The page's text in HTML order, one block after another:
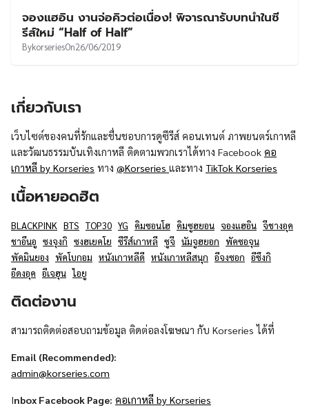
จองแฮอิน งานจ่อคิวต่อเนื่อง! พิจารณารับบทนำในซี
รีส์ใหม่ “Half of Half”
BykorseriesOn26/06/2019
เกี่ยวกับเรา
เว็บไซต์ของคนที่รักและชื่นชอบการดูซีรีส์ คอนเทนต์ ภาพยนตร์เกาหลี
และวัฒนธรรมบันเทิงเกาหลี ติดตามพวกเราได้ทาง Facebook คอ
เกาหลี by Korseries ทาง @Korseries และทาง TikTok Korseries
เนื้อหายอดฮิต
BLACKPINK BTS TOP30 YG คิมซอนโฮ คิมซูฮยอน จองแฮอิน จีชางอุค
ชาอึนอู ซงจุงกิ ซงฮเยคโย ซีรีส์เกาหลี ซูจี นัมจูฮยอก พัคซอจุน
พัคมินยอง พัคโบกอม หนังเกาหลีดี หนังเกาหลีสนุก อีจงซอก อีซึงกิ
อีดงอุค อีเจฮุน ไอยู
ติดต่องาน
สามารถติดต่อสอบถามข้อมูล ติดต่อลงโฆษณา กับ Korseries ได้ที่
Email (Recommended):
admin@korseries.com
Inbox Facebook Page: คอเกาหลี by Korseries